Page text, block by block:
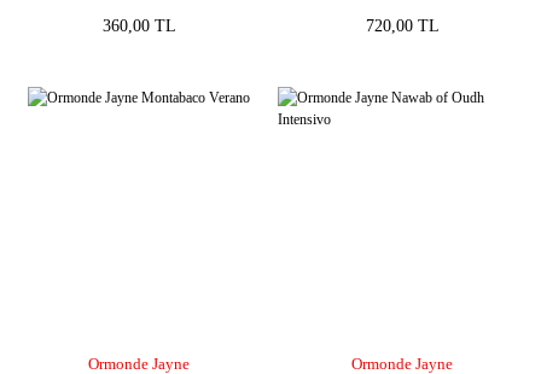
360,00 TL 720,00 TL
Ormonde Jayne
Ormonde Jayne